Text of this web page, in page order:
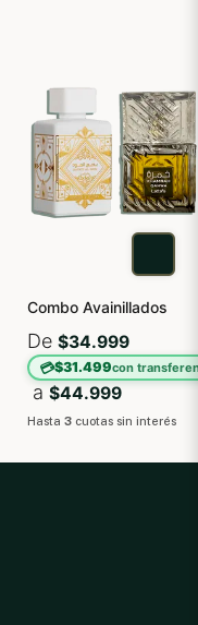
Combo Avainillados
De $34.999
💳$31.499con
a $44.999
Hasta3 cuotas sin interés